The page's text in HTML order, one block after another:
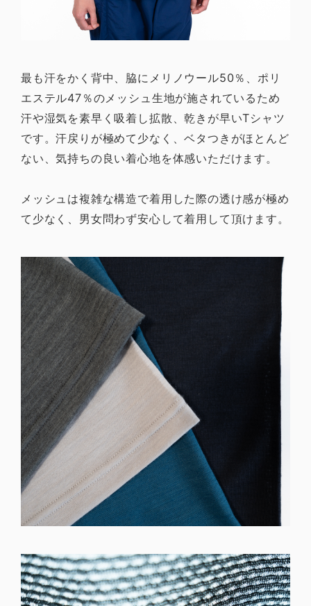
最も汗をかく背中、脇にメリノウール50％、ポリ
エステル47％のメッシュ生地が施されているため
汗や湿気を素早く吸着し拡散、乾きが早いTシャツ
です。汗戻りが極めて少なく、ベタつきがほとんど
ない、気持ちの良い着心地を体感いただけます。
メッシュは複雑な構造で着用した際の透け感が極め
て少なく、男女問わず安心して着用して頂けます。